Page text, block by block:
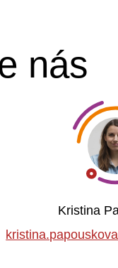
nás
Kristina